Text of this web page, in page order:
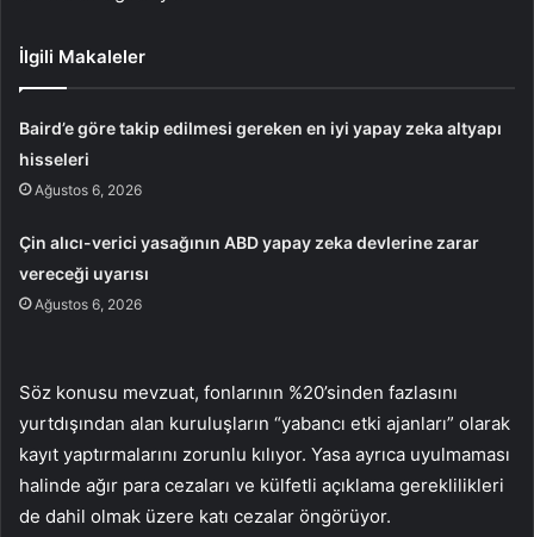
İlgili Makaleler
Baird’e göre takip edilmesi gereken en iyi yapay zeka altyapı
hisseleri
Ağustos 6, 2026
Çin alıcı-verici yasağının ABD yapay zeka devlerine zarar
vereceği uyarısı
Ağustos 6, 2026
Söz konusu mevzuat, fonlarının %20’sinden fazlasını
yurtdışından alan kuruluşların “yabancı etki ajanları” olarak
kayıt yaptırmalarını zorunlu kılıyor. Yasa ayrıca uyulmaması
halinde ağır para cezaları ve külfetli açıklama gereklilikleri
de dahil olmak üzere katı cezalar öngörüyor.